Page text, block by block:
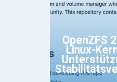
OpenZFS
Linux-